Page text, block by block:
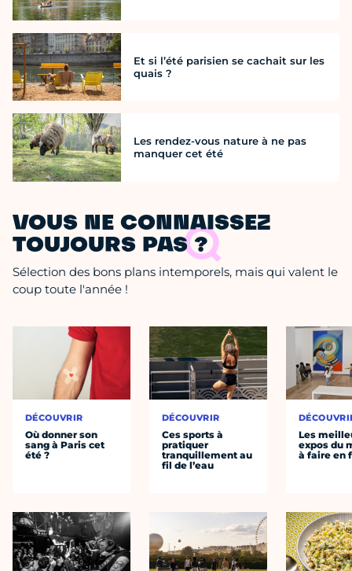
Et si l’été parisien se cachait sur les
quais ?
Les rendez-vous nature à ne pas
manquer cet été
VOUS NE CONNAISSEZ
TOUJOURS PAS ?
Sélection des bons plans intemporels, mais qui valent le
coup toute l'année !
DÉCOUVRIR
Où donner son
sang à Paris cet
été ?
DÉCOUVRIR
Ces sports à
pratiquer
tranquillement au
fil de l’eau
Les
expos du
à faire en